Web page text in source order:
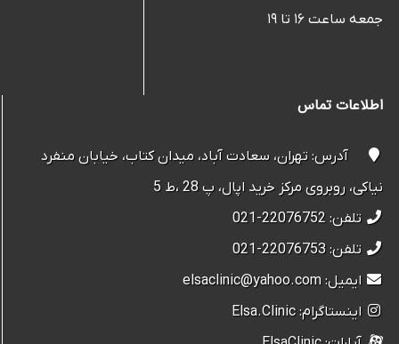
جمعه ساعت ۱۶ تا ۱۹
اطلاعات تماس
آدرس: تهران، سعادت آباد، میدان کتاب، خیابان منفرد
نیاکی، روبروی مرکز خرید اپال، پ 28 ،ط 5
تلفن: 22076752-021
تلفن: 22076753-021
ایمیل: elsaclinic@yahoo.com
اینستاگرام: Elsa.Clinic